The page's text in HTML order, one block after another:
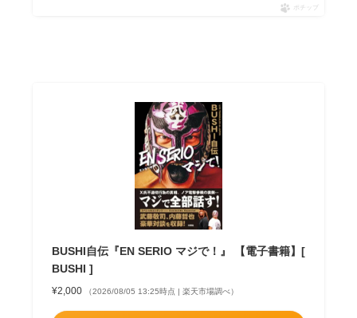
ポチップ
BUSHI自伝『EN SERIO マジで！』 【電子書籍】[
BUSHI ]
¥2,000 （2026/08/05 13:25時点 | 楽天市場調べ）